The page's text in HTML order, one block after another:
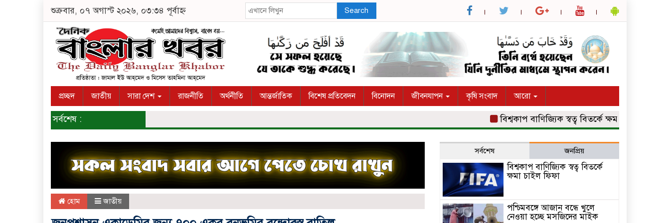
শুক্রবার, ০৭ অগাস্ট ২০২৬, ০৩:৩৪ পূর্বাহ্ন Search
প্রচ্ছদ জাতীয় সারা দেশ রাজনীতি অর্থনীতি আন্তর্জাতিক বিশেষ প্রতিবেদন বিনোদন জীবনযাপন কৃষি সংবাদ আরো
সর্বশেষ : বিশ্বকাপ বাণিজ্যিক স্বত্ব বিতর্কে ক্ষমা চাইল ফিফা
হোম জাতীয়
সর্বশেষ জনপ্রিয়
বিশ্বকাপ বাণিজ্যিক স্বত্ব বিতর্কে
ক্ষমা চাইল ফিফা
পশ্চিমবঙ্গে আজান বন্ধে খুলে
নেওয়া হচ্ছে মসজিদের মাইক